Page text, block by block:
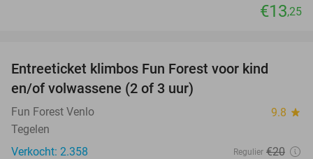
€13,25
Entreeticket klimbos Fun Forest voor kind
en/of volwassene (2 of 3 uur)
Fun Forest Venlo 9.8 star
Tegelen
Verkocht: 2.358
Regulier €20